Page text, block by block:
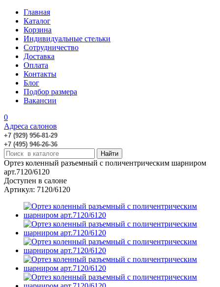
Главная
Каталог
Корзина
Индивидуальные стельки
Сотрудничество
Доставка
Оплата
Контакты
Блог
Подбор размера
Вакансии
0
Адреса салонов
+7 (929) 956-81-29
+7 (495) 946-26-36
Ортез коленный разъемный с поличентрическим шарниром
арт.7120/6120
Доступен в салоне
Артикул: 7120/6120